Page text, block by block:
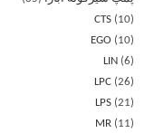
CTS
10
EGO
10
LIN
6
LPC 26
LPS 21
MR
11